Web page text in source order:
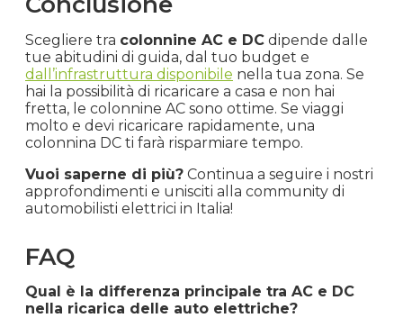
Scegliere tra colonnine AC e DC dipende dalle
tue abitudini di guida, dal tuo budget e
dall’infrastruttura disponibile nella tua zona. Se
hai la possibilità di ricaricare a casa e non hai
fretta, le colonnine AC sono ottime. Se viaggi
molto e devi ricaricare rapidamente, una
colonnina DC ti farà risparmiare tempo.
Vuoi saperne di più? Continua a seguire i nostri
approfondimenti e unisciti alla community di
automobilisti elettrici in Italia!
FAQ
Qual è la differenza principale tra AC e DC
nella ricarica delle auto elettriche?